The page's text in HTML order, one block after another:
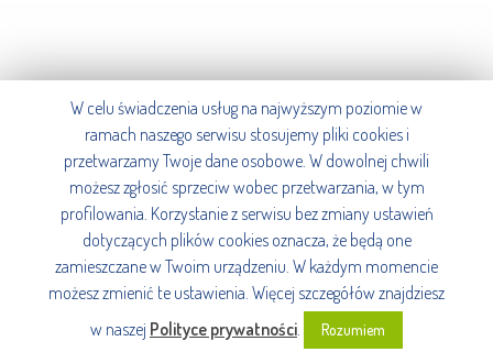
W celu świadczenia usług na najwyższym poziomie w
ramach naszego serwisu stosujemy pliki cookies i
przetwarzamy Twoje dane osobowe. W dowolnej chwili
możesz zgłosić sprzeciw wobec przetwarzania, w tym
profilowania. Korzystanie z serwisu bez zmiany ustawień
dotyczących plików cookies oznacza, że będą one
zamieszczane w Twoim urządzeniu. W każdym momencie
możesz zmienić te ustawienia. Więcej szczegółów znajdziesz
w naszej Polityce prywatności. Rozumiem